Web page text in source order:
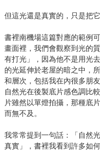
但這光還是真實的，只是把
書裡南機場這篇對應的範例
畫面裡，我們會觀察到光的
有打光」，因為他不是用光
的光延伸於老屋的暗之中，
和層次，包括我在內很多朋
自然光在後製底片感色調比
片雖然以單燈拍攝，那種底
而無不及。
我常常提到一句話：「自然
真實」，書裡我看到許多如